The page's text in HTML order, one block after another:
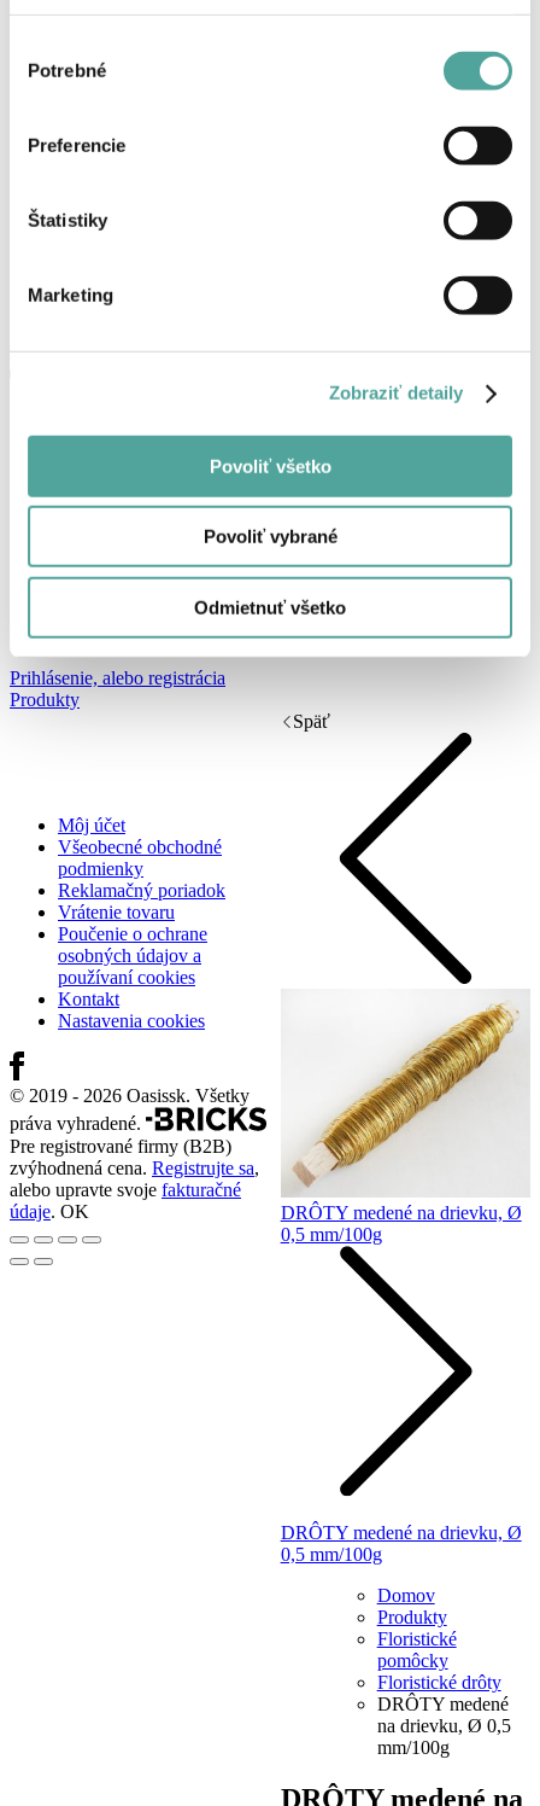
súhlasu
Potrebné
Preferencie
Štatistiky
Marketing
Zobraziť detaily
Povoliť všetko
Povoliť vybrané
Odmietnuť všetko
Žiadne produkty v košíku.
Prihlásenie, alebo registrácia
Produkty
Späť
DRÔTY medené na drievku, Ø
0,5 mm/100g
DRÔTY medené na drievku, Ø
0,5 mm/100g
Domov
Produkty
Floristické
pomôcky
Floristické drôty
DRÔTY medené
na drievku, Ø 0,5
mm/100g
DRÔTY medené na
Môj účet
Všeobecné obchodné
podmienky
Reklamačný poriadok
Vrátenie tovaru
Poučenie o ochrane
osobných údajov a
používaní cookies
Kontakt
Nastavenia cookies
© 2019 - 2026 Oasissk. Všetky
práva vyhradené.
Pre registrované firmy (B2B)
zvýhodnená cena. Registrujte sa,
alebo upravte svoje fakturačné
údaje. OK